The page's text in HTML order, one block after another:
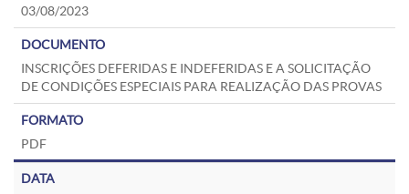
03/08/2023
INSCRIÇÕES DEFERIDAS E INDEFERIDAS E A SOLICITAÇÃO
DE CONDIÇÕES ESPECIAIS PARA REALIZAÇÃO DAS PROVAS
PDF